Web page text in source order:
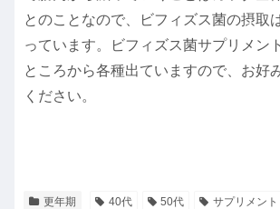
とのことなので、ビフィズス菌の摂取
っています。ビフィズス菌サプリメン
ところから各種出ていますので、お好
ください。
更年期 40代 50代 サプリメント